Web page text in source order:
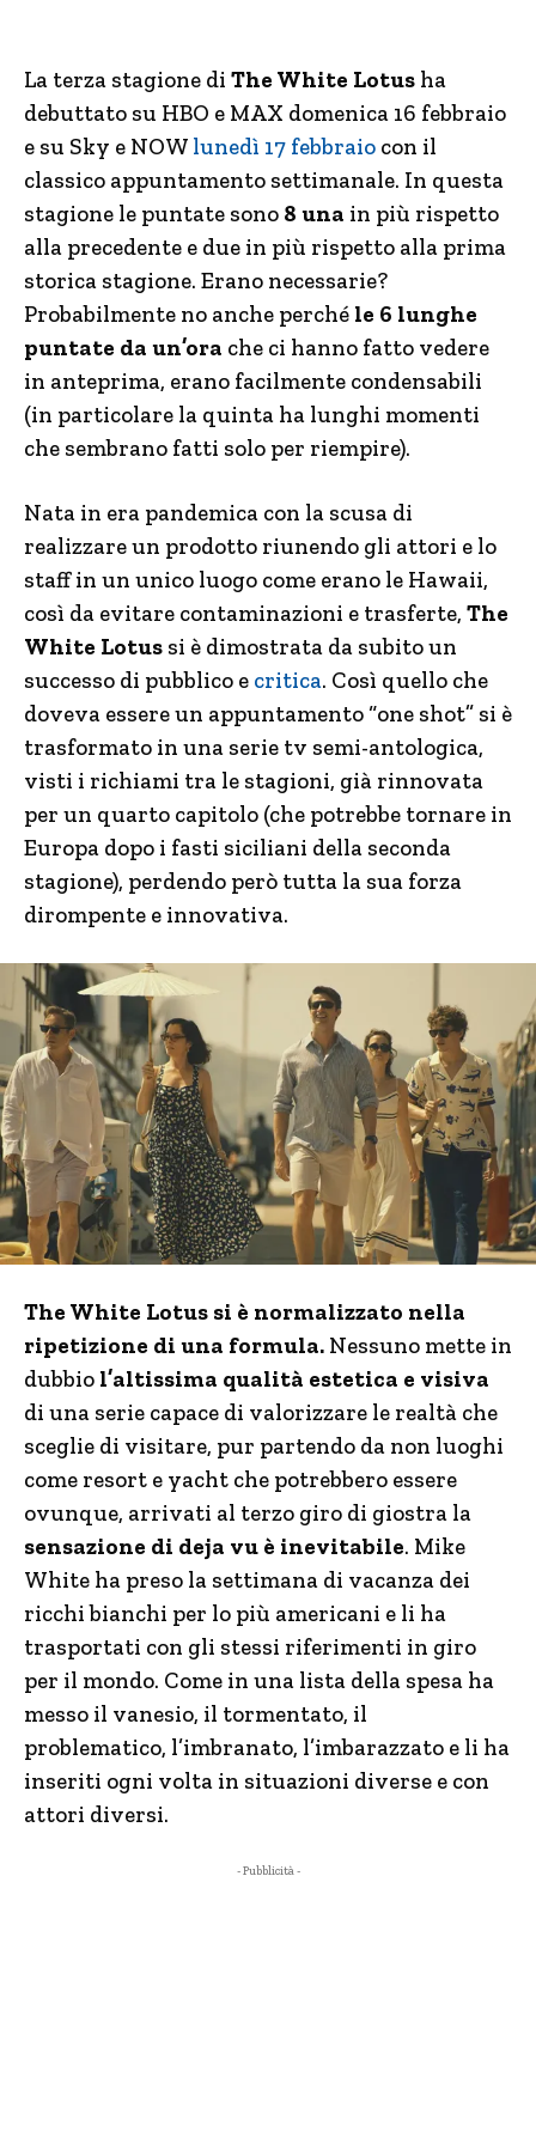
La terza stagione di The White Lotus ha
debuttato su HBO e MAX domenica 16 febbraio
e su Sky e NOW lunedì 17 febbraio con il
classico appuntamento settimanale. In questa
stagione le puntate sono 8 una in più rispetto
alla precedente e due in più rispetto alla prima
storica stagione. Erano necessarie?
Probabilmente no anche perché le 6 lunghe
puntate da un’ora che ci hanno fatto vedere
in anteprima, erano facilmente condensabili
(in particolare la quinta ha lunghi momenti
che sembrano fatti solo per riempire).
Nata in era pandemica con la scusa di
realizzare un prodotto riunendo gli attori e lo
staff in un unico luogo come erano le Hawaii,
così da evitare contaminazioni e trasferte, The
White Lotus si è dimostrata da subito un
successo di pubblico e critica. Così quello che
doveva essere un appuntamento “one shot” si è
trasformato in una serie tv semi-antologica,
visti i richiami tra le stagioni, già rinnovata
per un quarto capitolo (che potrebbe tornare in
Europa dopo i fasti siciliani della seconda
stagione), perdendo però tutta la sua forza
dirompente e innovativa.
The White Lotus si è normalizzato nella
ripetizione di una formula. Nessuno mette in
dubbio l’altissima qualità estetica e visiva
di una serie capace di valorizzare le realtà che
sceglie di visitare, pur partendo da non luoghi
come resort e yacht che potrebbero essere
ovunque, arrivati al terzo giro di giostra la
sensazione di deja vu è inevitabile. Mike
White ha preso la settimana di vacanza dei
ricchi bianchi per lo più americani e li ha
trasportati con gli stessi riferimenti in giro
per il mondo. Come in una lista della spesa ha
messo il vanesio, il tormentato, il
problematico, l’imbranato, l’imbarazzato e li ha
inseriti ogni volta in situazioni diverse e con
attori diversi.
- Pubblicità -